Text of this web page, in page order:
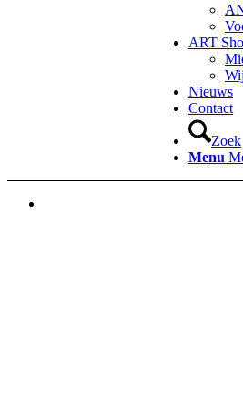
ART
Nieuws
Contact
Zoek
Menu